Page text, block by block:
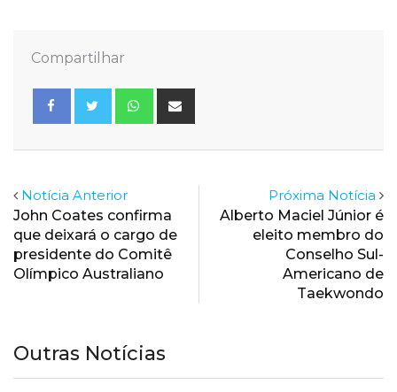
Compartilhar
Whatsapp
Notícia Anterior
John Coates confirma
que deixará o cargo de
presidente do Comitê
Olímpico Australiano
Próxima Notícia
Alberto Maciel Júnior é
eleito membro do
Conselho Sul-
Americano de
Taekwondo
Outras Notícias